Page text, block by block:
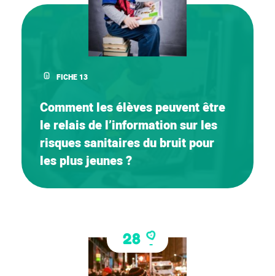
FICHE 13
Comment les élèves peuvent être
le relais de l’information sur les
risques sanitaires du bruit pour
les plus jeunes ?
28